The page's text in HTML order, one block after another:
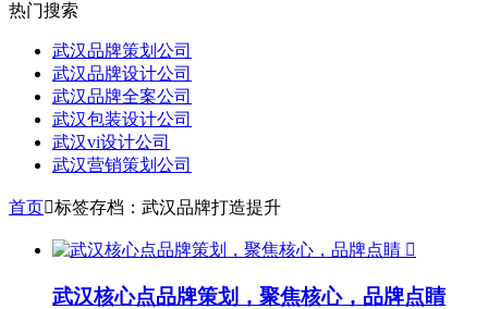
热门搜索
武汉品牌策划公司
武汉品牌设计公司
武汉品牌全案公司
武汉包装设计公司
武汉vi设计公司
武汉营销策划公司
首页标签存档：武汉品牌打造提升

武汉核心点品牌策划，聚焦核心，品牌点睛